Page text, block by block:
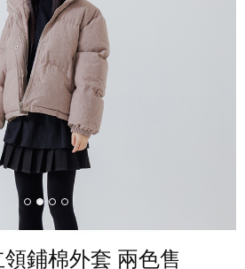
鋪棉外套 兩色售